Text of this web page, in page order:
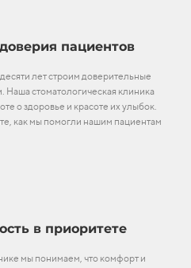
пациентов
лет строим доверительные
стоматологическая клиника
о здоровье и красоте их улыбок.
как мы помогли нашим пациентам
в приоритете
мы понимаем, что комфорт и